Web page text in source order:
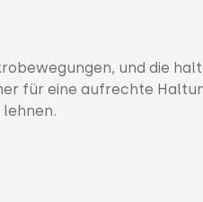
und die
für eine aufrechte
lehnen.